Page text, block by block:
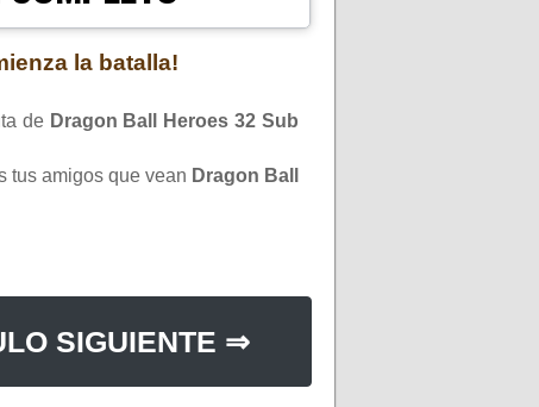
la batalla!
de Dragon Ball Heroes 32 Sub
tus amigos que vean Dragon Ball
SIGUIENTE ⇒